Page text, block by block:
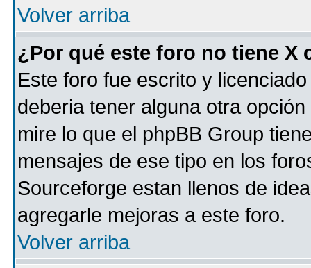
Volver arriba
¿Por qué este foro no tiene X
Este foro fue escrito y
deberia tener alguna otra
mire lo que el phpBB Group
mensajes de ese tipo en los
Sourceforge estan llenos de
agregarle mejoras a este foro.
Volver arriba